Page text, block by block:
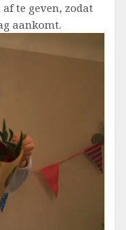
te geven, zodat
aankomt.